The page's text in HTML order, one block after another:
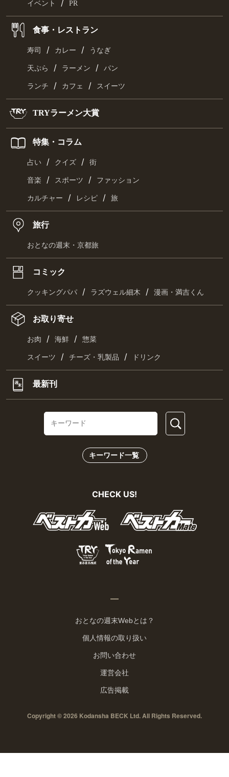
イベント / PR
食事・レストラン
寿司 / カレー / うなぎ
天ぷら / ラーメン / パン
ランチ / カフェ / スイーツ
TRYラーメン大賞
特集・コラム
占い / クイズ / 街
音楽 / スポーツ / ファッション
カルチャー / レシピ / 旅
旅行
おとなの週末・京都旅
コミック
クッキングパパ / ラズウェル細木 / 漫画・満吉くん
お取り寄せ
お肉 / 海鮮 / 惣菜
スイーツ / チーズ・乳製品 / ドリンク
最新刊
キーワード一覧
CHECK US!
おとなの週末Webとは？
個人情報の取り扱い
お問い合わせ
運営会社
広告掲載
Copyright © 2026 Kodansha BECK Ltd. All Rights Reserved.